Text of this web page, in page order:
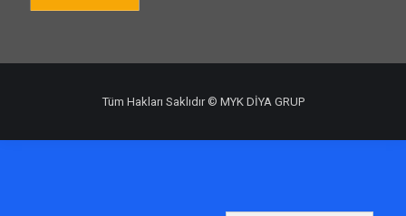
Tüm Hakları Saklıdır © MYK DİYA GRUP